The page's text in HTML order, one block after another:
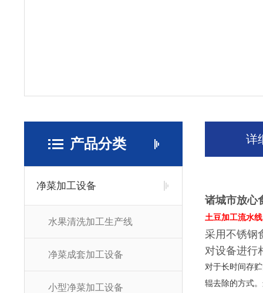
产品分类
净菜加工设备
水果清洗加工生产线
净菜成套加工设备
小型净菜加工设备
详
诸城市放心
土豆加工流水线
采用不锈钢
对设备进行
对于长时间存
辊去除的方式